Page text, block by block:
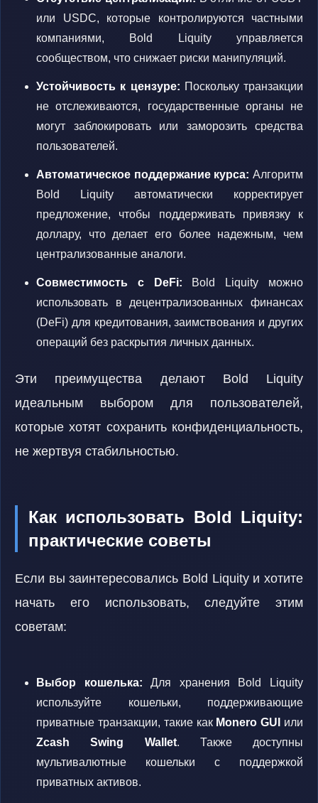
или USDC, которые контролируются частными
компаниями, Bold Liquity управляется
сообществом, что снижает риски манипуляций.
Устойчивость к цензуре: Поскольку транзакции
не отслеживаются, государственные органы не
могут заблокировать или заморозить средства
пользователей.
Автоматическое поддержание курса: Алгоритм
Bold Liquity автоматически корректирует
предложение, чтобы поддерживать привязку к
доллару, что делает его более надежным, чем
централизованные аналоги.
Совместимость с DeFi: Bold Liquity можно
использовать в децентрализованных финансах
(DeFi) для кредитования, заимствования и других
операций без раскрытия личных данных.
Эти преимущества делают Bold Liquity
идеальным выбором для пользователей,
которые хотят сохранить конфиденциальность,
не жертвуя стабильностью.
Как использовать Bold Liquity:
практические советы
Если вы заинтересовались Bold Liquity и хотите
начать его использовать, следуйте этим
советам:
Выбор кошелька: Для хранения Bold Liquity
используйте кошельки, поддерживающие
приватные транзакции, такие как Monero GUI
или
Zcash Swing Wallet. Также доступны
мультивалютные кошельки с поддержкой
приватных активов.